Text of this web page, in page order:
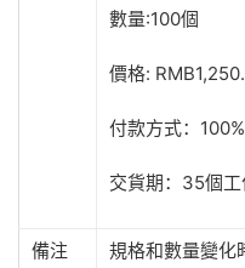
數量:100個
價格:
付款方式：
交貨期：35個工
備注
規格和數量變化